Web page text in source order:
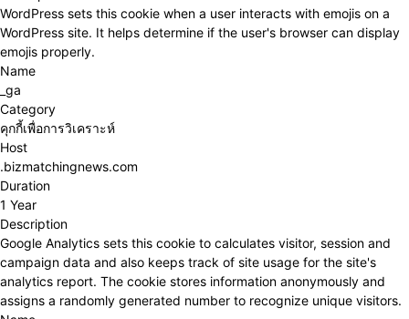
WordPress sets this cookie when a user interacts with emojis on a
WordPress site. It helps determine if the user's browser can display
emojis properly.
Name
_ga
Category
คุกกี้เพื่อการวิเคราะห์
Host
.bizmatchingnews.com
Duration
1 Year
Description
Google Analytics sets this cookie to calculates visitor, session and
campaign data and also keeps track of site usage for the site's
analytics report. The cookie stores information anonymously and
assigns a randomly generated number to recognize unique visitors.